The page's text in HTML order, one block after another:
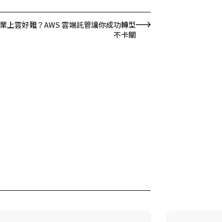
上雲好難？AWS 雲端託管讓你成功轉型
不卡關